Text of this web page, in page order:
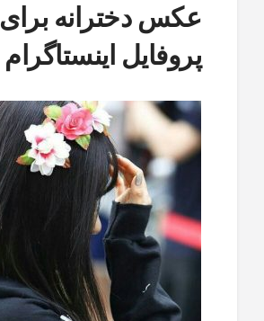
عکس دخترانه برای
پروفایل اینستاگرام